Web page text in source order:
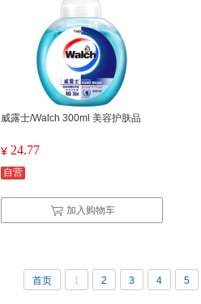
威露士/Walch 300ml 美容护肤品
¥ 24.77
自营
加入购物车
首页 1 2 3 4 5